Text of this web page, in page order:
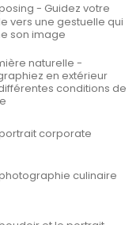
- Guidez votre
vers une gestuelle qui
son image
naturelle -
en extérieur
conditions de
corporate
culinaire